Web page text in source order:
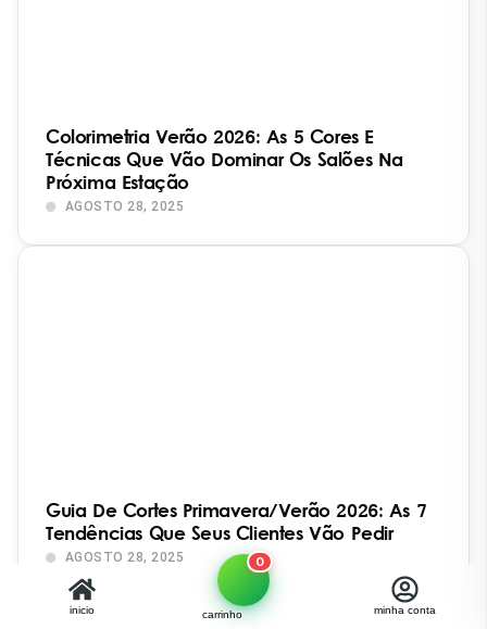
Colorimetria Verão 2026: As 5 Cores E
Técnicas Que Vão Dominar Os Salões Na
Próxima Estação
AGOSTO 28, 2025
Guia De Cortes Primavera/Verão 2026: As 7
Tendências Que Seus Clientes Vão Pedir
AGOSTO 28, 2025
inicio
0
carrinho minha conta